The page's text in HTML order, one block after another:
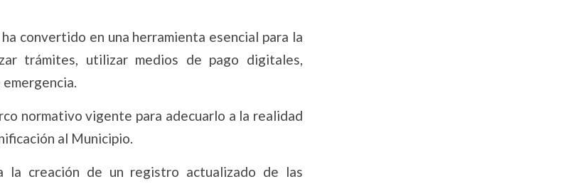
convertido en una herramienta esencial para la
trámites, utilizar medios de pago digitales,
normativo vigente para adecuarlo a la realidad
al Municipio.
la creación de un registro actualizado de las